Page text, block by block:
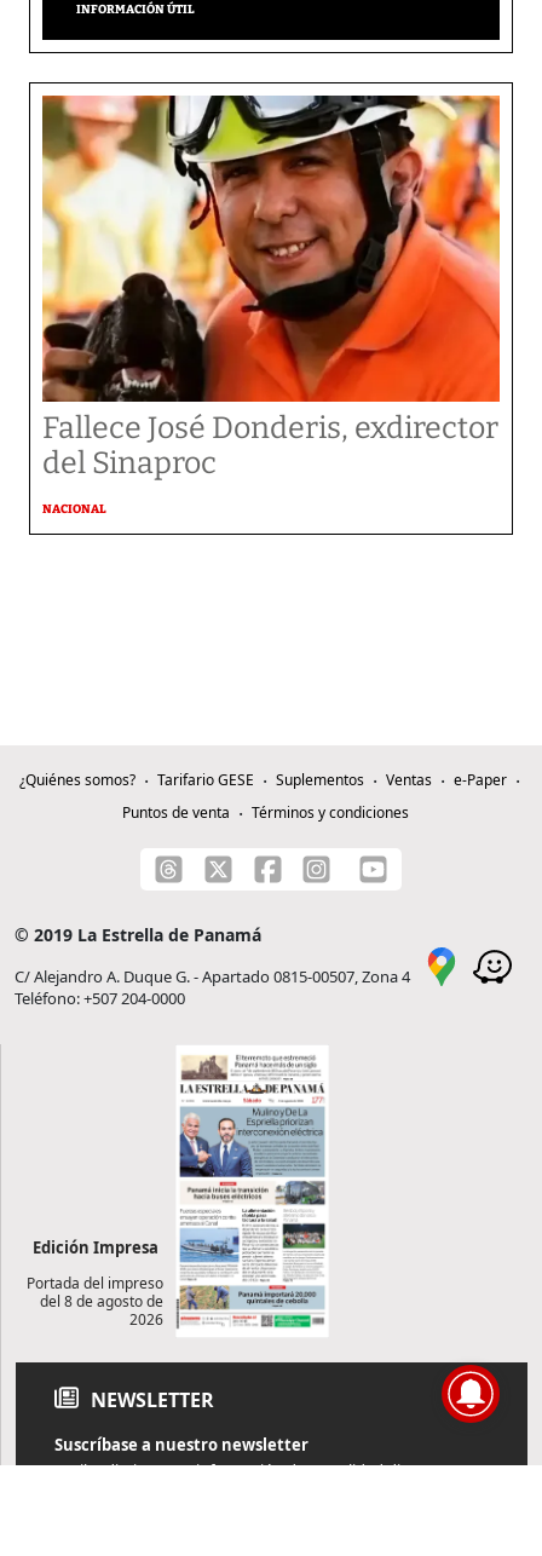
INFORMACIÓN ÚTIL
Fallece José Donderis, exdirector
del Sinaproc
NACIONAL
¿Quiénes somos? Tarifario GESE Suplementos Ventas
e-Paper
Puntos de venta
Términos y condiciones
© 2019 La Estrella de Panamá
C/ Alejandro A. Duque G. - Apartado 0815-00507, Zona 4
Teléfono: +507 204-0000
Edición Impresa
Portada del impreso
del 8 de agosto de
2026
NEWSLETTER
Suscríbase a nuestro newsletter
Reciba diariamente información de actualidad directamente en